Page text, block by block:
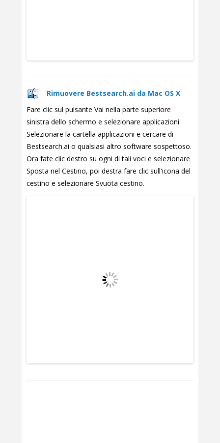
Rimuovere Bestsearch.ai da Mac OS X
Fare clic sul pulsante Vai nella parte superiore
sinistra dello schermo e selezionare applicazioni.
Selezionare la cartella applicazioni e cercare di
Bestsearch.ai o qualsiasi altro software sospettoso.
Ora fate clic destro su ogni di tali voci e selezionare
Sposta nel Cestino, poi destra fare clic sull'icona del
cestino e selezionare Svuota cestino.